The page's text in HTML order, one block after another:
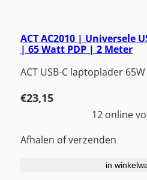
ACT AC2010 | Universele
| 65 Watt PDP | 2 Meter
ACT USB-C laptoplader
€23,15
12 online
Afhalen of verzenden
in